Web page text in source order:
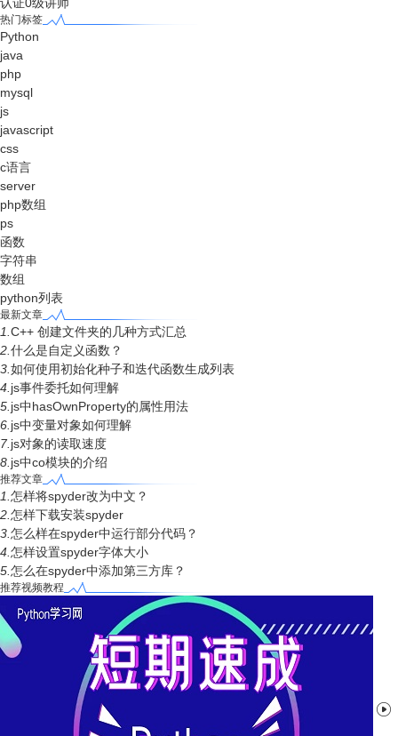
热门标签
Python
java
php
mysql
js
javascript
css
c语言
server
php数组
ps
函数
字符串
数组
python列表
最新文章
1. C++ 创建文件夹的几种方式汇总
2. 什么是自定义函数？
3. 如何使用初始化种子和迭代函数生成列表
4. js事件委托如何理解
5. js中hasOwnProperty的属性用法
6. js中变量对象如何理解
7. js对象的读取速度
8. js中co模块的介绍
推荐文章
1. 怎样将spyder改为中文？
2. 怎样下载安装spyder
3. 怎么样在spyder中运行部分代码？
4. 怎样设置spyder字体大小
5. 怎么在spyder中添加第三方库？
推荐视频教程
